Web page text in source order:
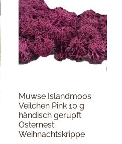
Muwse Islandmoos
Veilchen Pink 10 g
händisch gerupft
Osternest
Weihnachtskrippe